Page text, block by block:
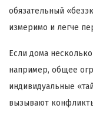
обязательный
измеримо и легче
Если дома
например, общее
индивидуальные
вызывают